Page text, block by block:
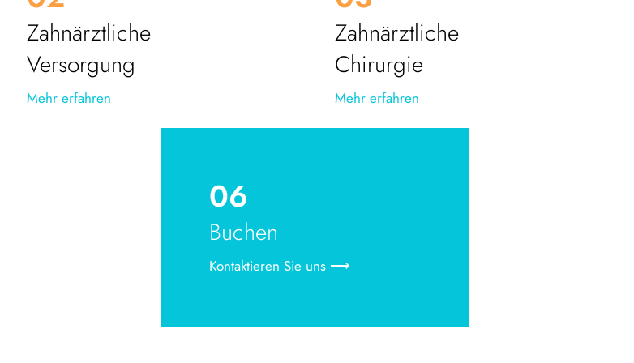
Zahnärztliche
Versorgung
Mehr erfahren
Zahnärztliche
Chirurgie
Mehr erfahren
06
Buchen
Kontaktieren Sie uns ⟶